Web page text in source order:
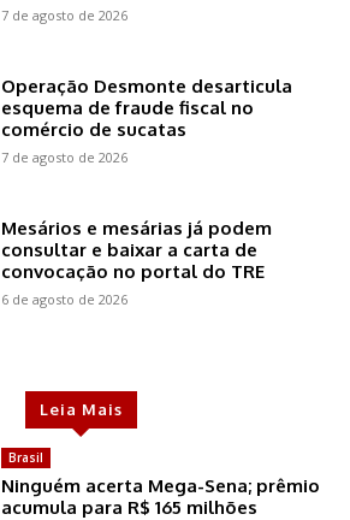
7 de agosto de 2026
Operação Desmonte desarticula
esquema de fraude fiscal no
comércio de sucatas
7 de agosto de 2026
Mesários e mesárias já podem
consultar e baixar a carta de
convocação no portal do TRE
6 de agosto de 2026
Leia Mais
Brasil
Ninguém acerta Mega-Sena; prêmio
acumula para R$ 165 milhões